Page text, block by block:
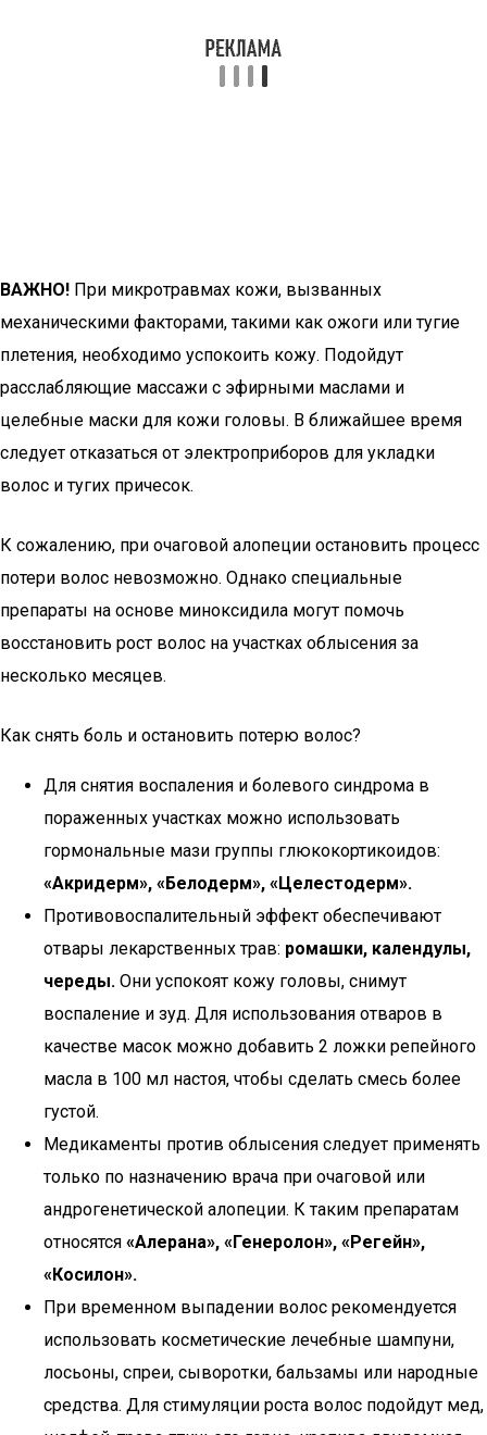
ВАЖНО! При микротравмах кожи, вызванных
механическими факторами, такими как ожоги или тугие
плетения, необходимо успокоить кожу. Подойдут
расслабляющие массажи с эфирными маслами и
целебные маски для кожи головы. В ближайшее время
следует отказаться от электроприборов для укладки
волос и тугих причесок.
К сожалению, при очаговой алопеции остановить процесс
потери волос невозможно. Однако специальные
препараты на основе миноксидила могут помочь
восстановить рост волос на участках облысения за
несколько месяцев.
Как снять боль и остановить потерю волос?
Для снятия воспаления и болевого синдрома в
пораженных участках можно использовать
гормональные мази группы глюкокортикоидов:
«Акридерм», «Белодерм», «Целестодерм».
Противовоспалительный эффект обеспечивают
отвары лекарственных трав: ромашки, календулы,
череды. Они успокоят кожу головы, снимут
воспаление и зуд. Для использования отваров в
качестве масок можно добавить 2 ложки репейного
масла в 100 мл настоя, чтобы сделать смесь более
густой.
Медикаменты против облысения следует применять
только по назначению врача при очаговой или
андрогенетической алопеции. К таким препаратам
относятся «Алерана», «Генеролон», «Регейн»,
«Косилон».
При временном выпадении волос рекомендуется
использовать косметические лечебные шампуни,
лосьоны, спреи, сыворотки, бальзамы или народные
средства. Для стимуляции роста волос подойдут мед,